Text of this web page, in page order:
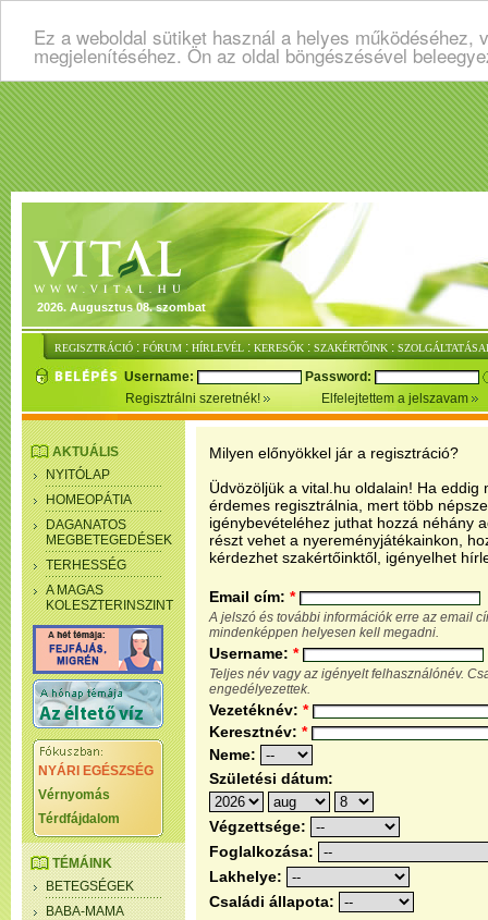
Ez a weboldal sütiket használ a helyes
megjelenítéséhez. Ön az oldal böngészésével
2026. Augusztus 08. szombat
REGISZTRÁCIÓ : FÓRUM : HÍRLEVÉL : KERESŐK : SZAKÉRTŐINK :
Username:
Password:
Regisztrálni szeretnék!
Elfelejtettem a jelszavam
AKTUÁLIS
NYITÓLAP
HOMEOPÁTIA
DAGANATOS
MEGBETEGEDÉSEK
TERHESSÉG
A MAGAS
KOLESZTERINSZINT
NYÁRI EGÉSZSÉG
Vérnyomás
Térdfájdalom
TÉMÁINK
BETEGSÉGEK
BABA-MAMA
Milyen előnyökkel jár a regisztráció?
Üdvözöljük a vital.hu oldalain! Ha eddig
érdemes regisztrálnia, mert több
igénybevételéhez juthat hozzá néhány
részt vehet a nyereményjátékainkon,
kérdezhet szakértőinktől, igényelhet
Email cím: *
A jelszó és további információk erre az email
mindenképpen helyesen kell megadni.
Username: *
Teljes név vagy az igényelt felhasználónév.
engedélyezettek.
Vezetéknév: *
Keresztnév: *
Neme:
Születési dátum:
Végzettsége:
Foglalkozása:
Lakhelye:
Családi állapota: